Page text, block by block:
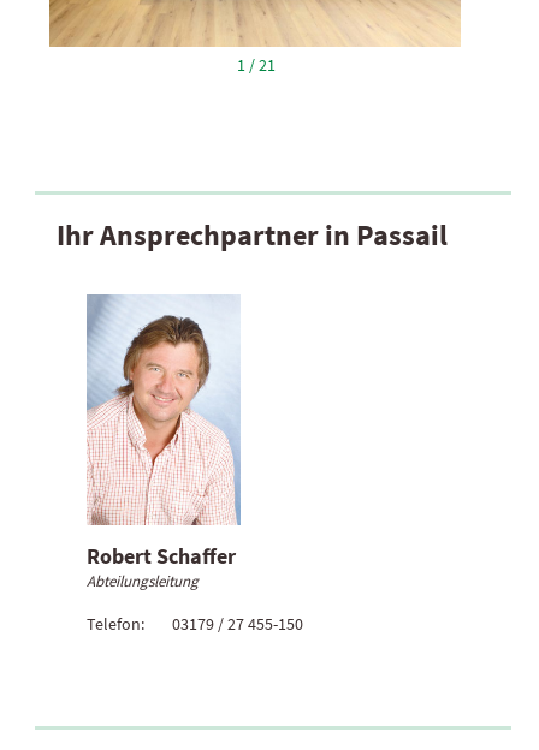
1 / 21
Ihr Ansprechpartner in Passail
Robert Schaffer
Abteilungsleitung
Telefon: 03179 / 27 455-150